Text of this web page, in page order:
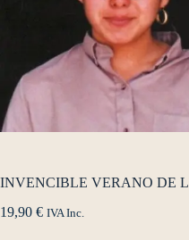
INVENCIBLE VERANO DE
19,90 € IVA Inc.